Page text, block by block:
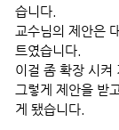
습니다.
교수님의 제안은
트였습니다.
이걸 좀 확장 시켜
그렇게 제안을 받
게 됐습니다.